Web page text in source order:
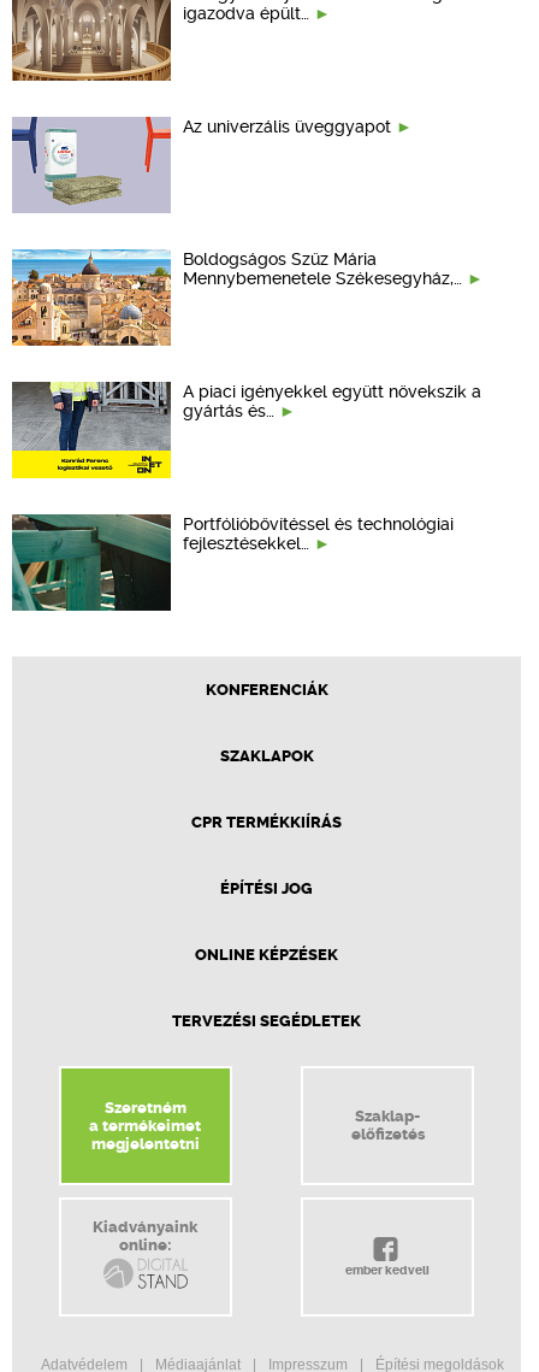
igazodva épült…
Az univerzális üveggyapot
Boldogságos Szűz Mária
Mennybemenetele Székesegyház,…
A piaci igényekkel együtt növekszik a
gyártás és…
Portfólióbővítéssel és technológiai
fejlesztésekkel…
KONFERENCIÁK
SZAKLAPOK
CPR TERMÉKKIÍRÁS
ÉPÍTÉSI JOG
ONLINE KÉPZÉSEK
TERVEZÉSI SEGÉDLETEK
Szeretném
a termékeimet
megjelentetni
Szaklap-
előfizetés
Kiadványaink
online:
ember kedveli
Adatvédelem Médiaajánlat Impresszum Építési megoldások